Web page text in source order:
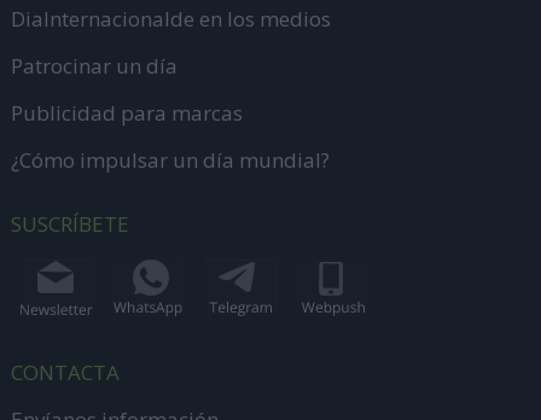
DiaInternacionalde en los medios
Patrocinar un día
Publicidad para marcas
¿Cómo impulsar un día mundial?
SUSCRÍBETE
CONTACTA